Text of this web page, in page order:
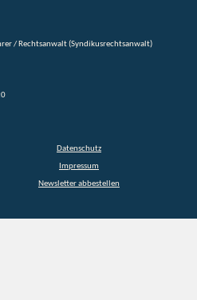
/ Rechtsanwalt (Syndikusrechtsanwalt)
Datenschutz
Impressum
Newsletter abbestellen